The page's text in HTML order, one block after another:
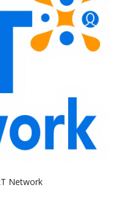
Network